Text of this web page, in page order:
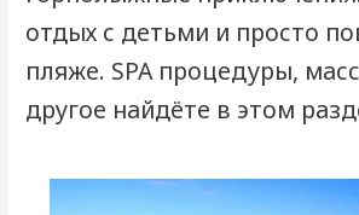
отдых с детьми и просто
пляже. SPA процедуры,
другое найдёте в этом